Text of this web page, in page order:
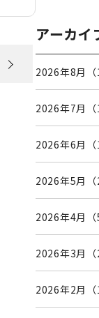
アーカイ
2026年8月（1
2026年7月（1
2026年6月（1
2026年5月（2
2026年4月（5
2026年3月（2
2026年2月（1